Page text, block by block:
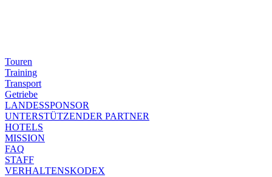
Touren
Training
Transport
Getriebe
LANDESSPONSOR
UNTERSTÜTZENDER PARTNER
HOTELS
MISSION
FAQ
STAFF
VERHALTENSKODEX